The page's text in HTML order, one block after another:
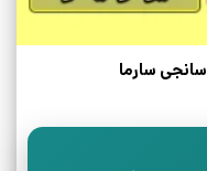
سارما